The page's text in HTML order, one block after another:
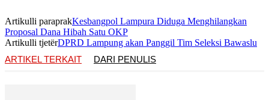
Artikulli paraprakKesbangpol Lampura Diduga Menghilangkan
Proposal Dana Hibah Satu OKP
Artikulli tjetërDPRD Lampung akan Panggil Tim Seleksi Bawaslu
ARTIKEL TERKAIT
DARI PENULIS